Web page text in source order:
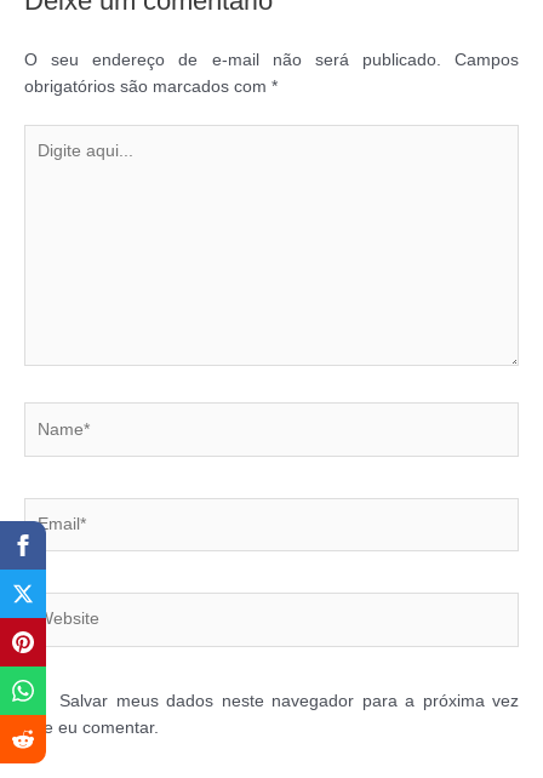
O seu endereço de e-mail não será publicado.
Campos
obrigatórios são marcados com *
aqui...
Website
Salvar meus dados neste navegador para a próxima vez
que eu comentar.